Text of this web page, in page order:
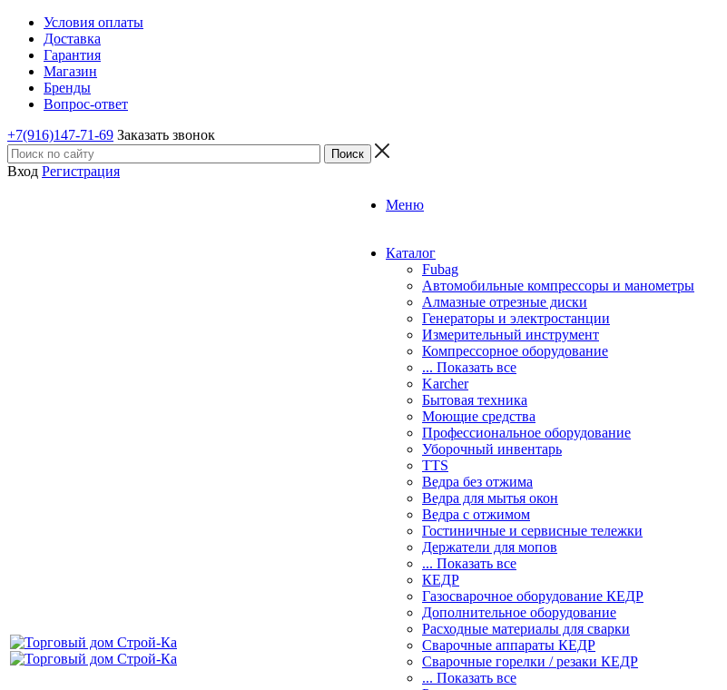
Условия оплаты
Доставка
Гарантия
Магазин
Бренды
Вопрос-ответ
+7(916)147-71-69 Заказать звонок
Вход Регистрация
Меню
Каталог
Fubag
Автомобильные компрессоры и манометры
Алмазные отрезные диски
Генераторы и электростанции
Измерительный инструмент
Компрессорное оборудование
... Показать все
Karcher
Бытовая техника
Моющие средства
Профессиональное оборудование
Уборочный инвентарь
TTS
Ведра без отжима
Ведра для мытья окон
Ведра с отжимом
Гостиничные и сервисные тележки
Держатели для мопов
... Показать все
КЕДР
Газосварочное оборудование КЕДР
Дополнительное оборудование
Расходные материалы для сварки
Сварочные аппараты КЕДР
Сварочные горелки / резаки КЕДР
... Показать все